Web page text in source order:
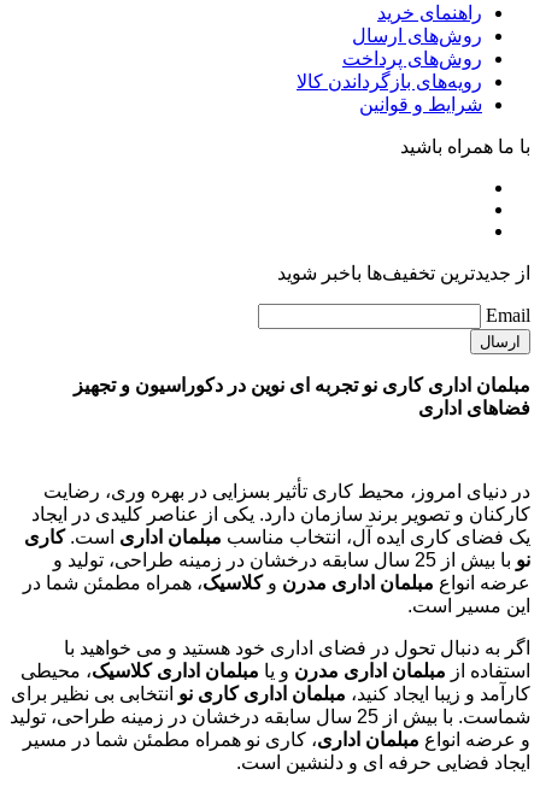
راهنمای خرید
روش‌های ارسال
روش‌های پرداخت
رویه‌های بازگرداندن کالا
شرایط و قوانین
با ما همراه باشید
از جدیدترین تخفیف‌ها باخبر شوید
Email
مبلمان اداری کاری نو تجربه ای نوین در دکوراسیون و تجهیز
فضاهای اداری
در دنیای امروز، محیط کاری تأثیر بسزایی در بهره وری، رضایت
کارکنان و تصویر برند سازمان دارد. یکی از عناصر کلیدی در ایجاد
یک فضای کاری ایده آل، انتخاب مناسب مبلمان اداری است.کاری
نو
با بیش از 25 سال سابقه درخشان در زمینه طراحی، تولید و
عرضه انواع مبلمان اداری مدرن وکلاسیک، همراه مطمئن شما در
این مسیر است.
اگر به دنبال تحول در فضای اداری خود هستید و می خواهید با
استفاده از مبلمان اداری مدرن و یا مبلمان اداری کلاسیک، محیطی
کارآمد و زیبا ایجاد کنید، مبلمان اداری کاری نو انتخابی بی نظیر برای
شماست. با بیش از 25 سال سابقه درخشان در زمینه طراحی، تولید
و عرضه انواع مبلمان اداری، کاری نو همراه مطمئن شما در مسیر
ایجاد فضایی حرفه ای و دلنشین است.